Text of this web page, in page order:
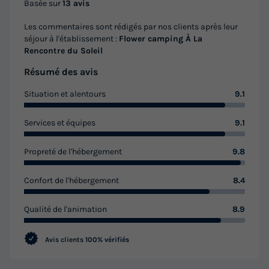
35m² 4
Terrasse couverte Animaux autorisés * Cafetière
Congélateur Réfrigérateur
+ 6
terrasse 8m² 2 chambres 4/5 personnes 2/5 pers
22/09/2026
Meilleur prix pour 7 nuits
Modifier les dates
535,50 € d'économie
Voir les logements
Basée sur13 avis
Les commentaires sont rédigés par nos clients après leur
séjour à l'établissement : Flower camping À La
Rencontre du Soleil
Résumé des avis
Situation et alentours 9.1
Services et équipes 9.1
Propreté de l'hébergement 9.8
Confort de l'hébergement 8.4
Qualité de l'animation 8.9
Avis clients 100% vérifiés